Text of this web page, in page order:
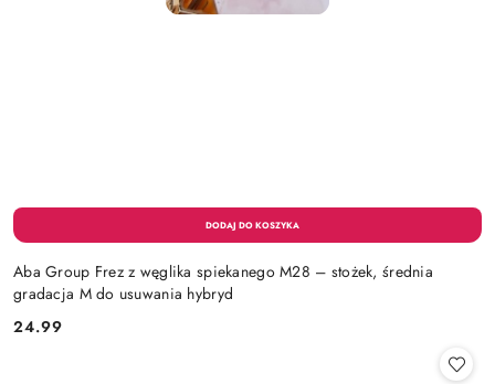
Aba Group Frez z węglika spiekanego M28 – stożek, średnia
gradacja M do usuwania hybryd
Cena:
24.99